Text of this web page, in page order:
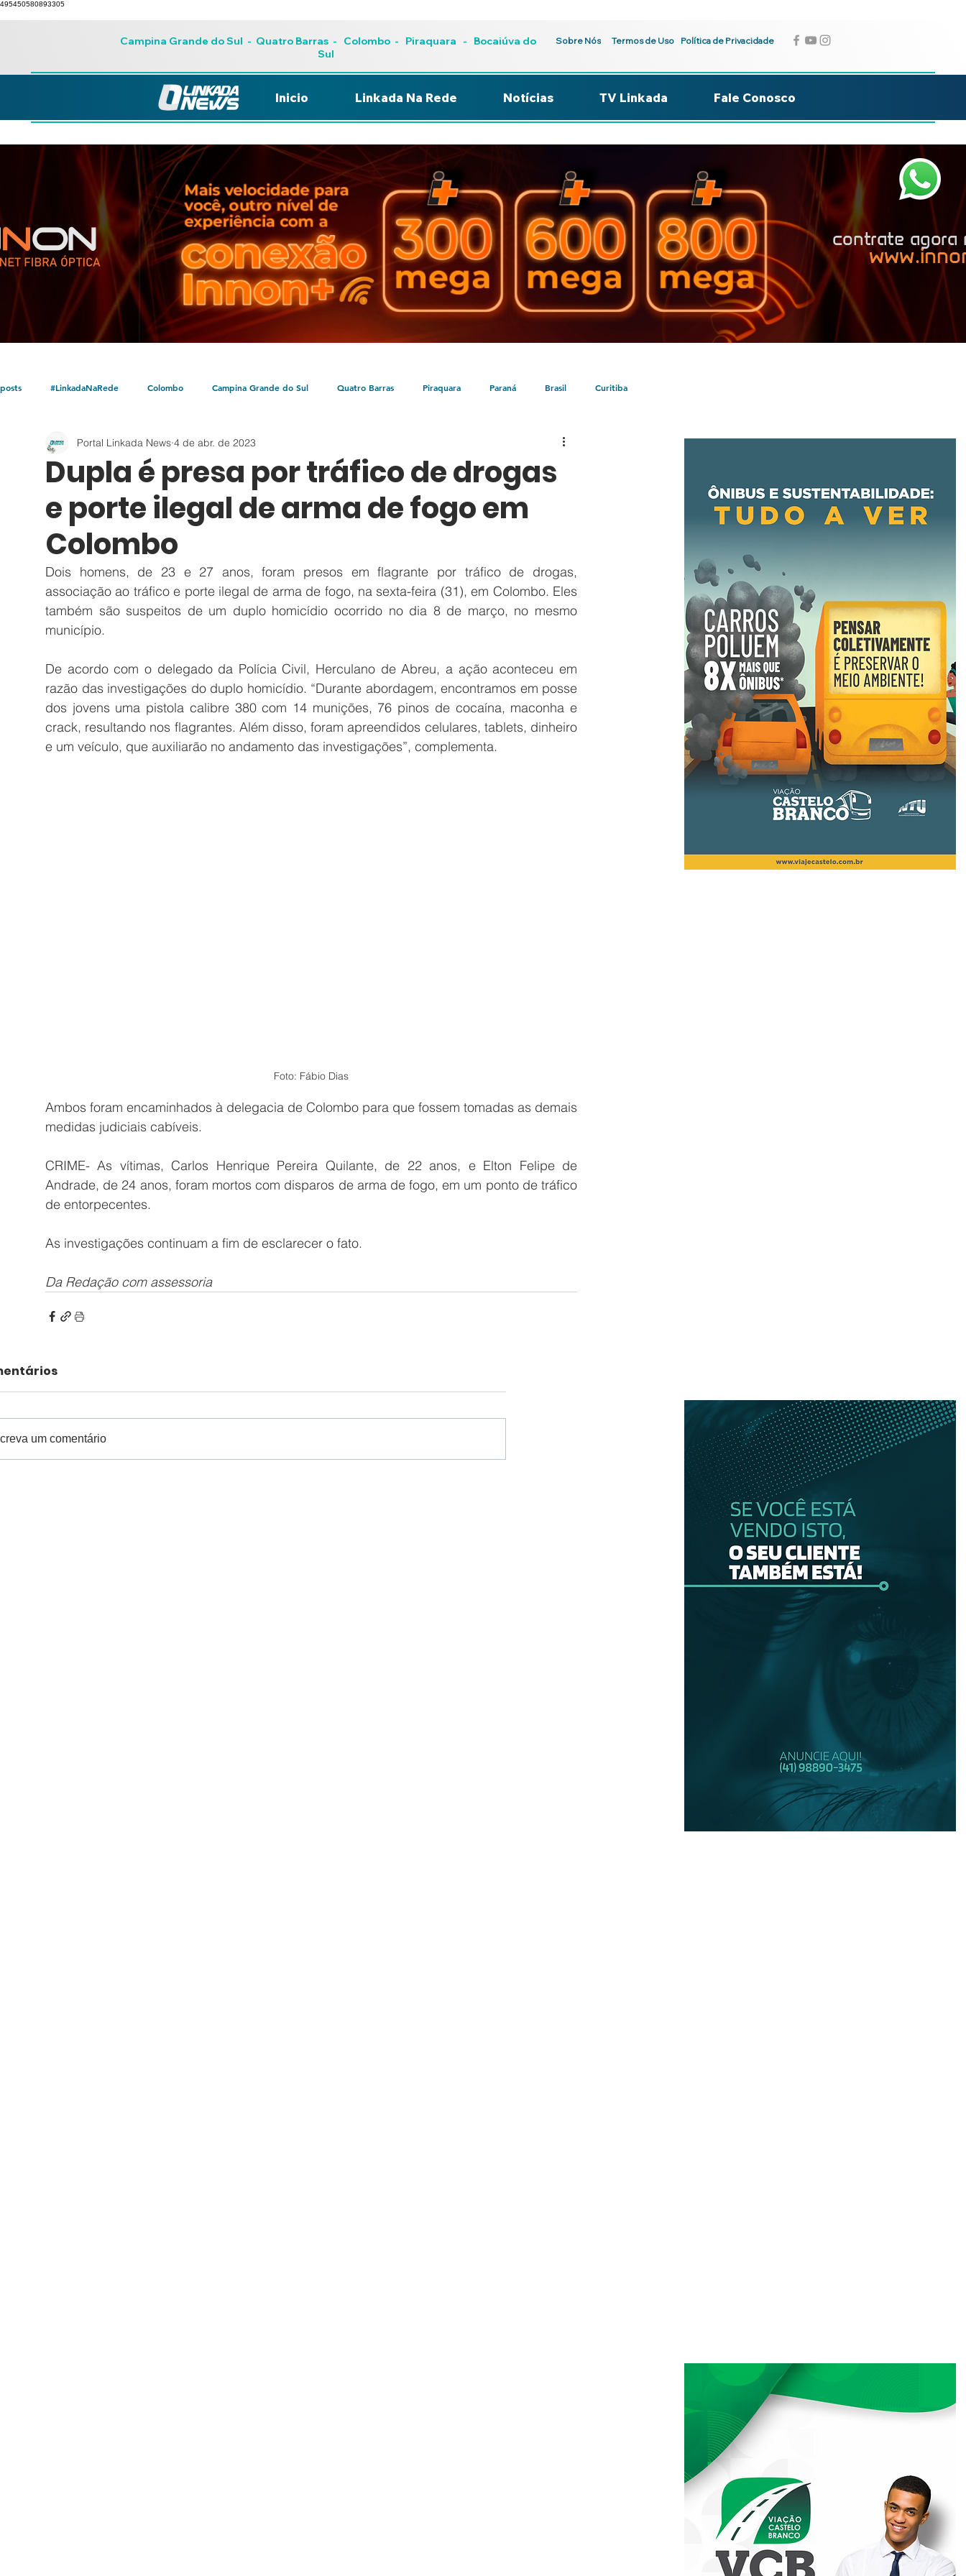
495450580893305
Campina Grande do Sul - Quatro Barras- Colombo- Piraquara - Bocaiúva do
Sul
Sobre Nós Termos de Uso Política de Privacidade
Inicio Linkada Na Rede Notícias TV Linkada Fale Conosco
#LinkadaNaRede Colombo Campina Grande do Sul Quatro Barras Piraquara Paraná Brasil Curitiba
Policial Bocaiúva do Sul Litoral
Dupla é presa por tráfico de drogas
e porte ilegal de arma de fogo em
Colombo
Portal Linkada News 4 de abr. de 2023
Dois homens, de 23 e 27 anos, foram presos em flagrante por tráfico de drogas,
associação ao tráfico e porte ilegal de arma de fogo, na sexta-feira (31), em Colombo. Eles
também são suspeitos de um duplo homicídio ocorrido no dia 8 de março, no mesmo
município.
De acordo com o delegado da Polícia Civil, Herculano de Abreu, a ação aconteceu em
razão das investigações do duplo homicídio. “Durante abordagem, encontramos em posse
dos jovens uma pistola calibre 380 com 14 munições, 76 pinos de cocaína, maconha e
crack, resultando nos flagrantes. Além disso, foram apreendidos celulares, tablets, dinheiro
e um veículo, que auxiliarão no andamento das investigações”, complementa.
Foto: Fábio Dias
Ambos foram encaminhados à delegacia de Colombo para que fossem tomadas as demais
medidas judiciais cabíveis.
CRIME- As vítimas, Carlos Henrique Pereira Quilante, de 22 anos, e Elton Felipe de
Andrade, de 24 anos, foram mortos com disparos de arma de fogo, em um ponto de tráfico
de entorpecentes.
As investigações continuam a fim de esclarecer o fato.
Da Redação com assessoria
um comentário